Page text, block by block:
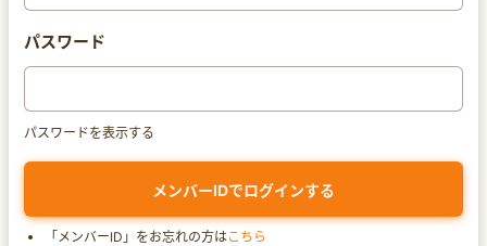
パスワード
パスワードを表示する
「メンバーID」をお忘れの方はこちら